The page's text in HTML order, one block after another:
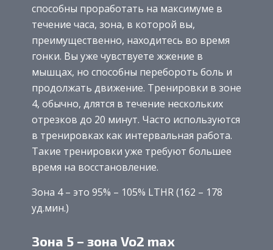
способны проработать на максимуме в
течение часа, зона, в которой вы,
преимущественно, находитесь во время
гонки. Вы уже чувствуете жжение в
мышцах, но способны перебороть боль и
продолжать движение. Тренировки в зоне
4, обычно, длятся в течение нескольких
отрезков до 20 минут. Часто используются
в тренировках как интервальная работа.
Такие тренировки уже требуют большее
время на восстановление.
Зона 4 – это 95% – 105% LTHR (162 – 178
уд.мин.)
Зона 5 – зона Vo2 max